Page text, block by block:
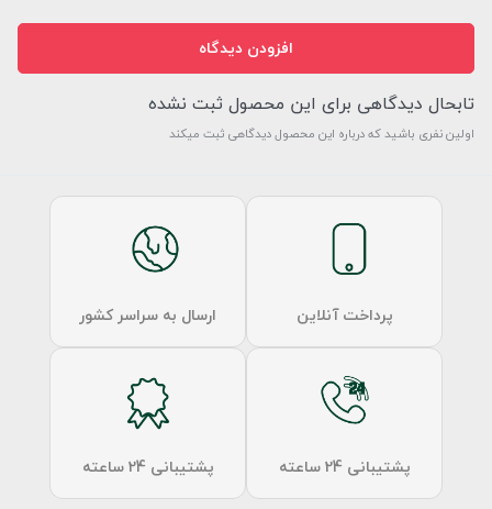
افزودن دیدگاه
تابحال دیدگاهی برای این محصول ثبت نشده
اولین نفری باشید که درباره این محصول دیدگاهی ثبت میکند
پرداخت آنلاین ارسال به سراسر کشور
پشتیبانی 24 ساعته پشتیبانی 24 ساعته